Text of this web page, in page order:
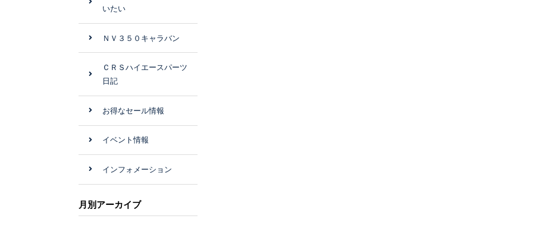
いたい
ＮＶ３５０キャラバン
ＣＲＳハイエースパーツ
日記
お得なセール情報
イベント情報
インフォメーション
月別アーカイブ